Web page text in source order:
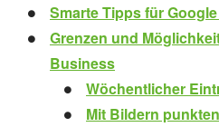
Smarte Tipps für
Grenzen und
Business
Wöchentlicher
Mit Bildern punkten